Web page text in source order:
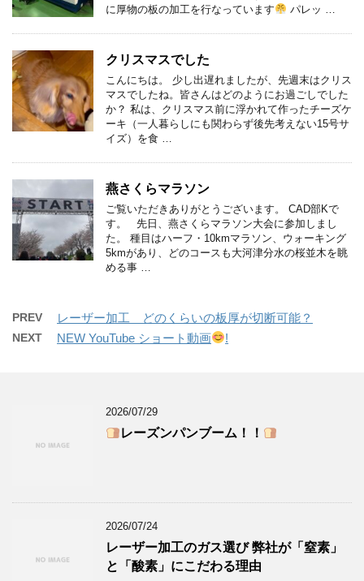
に厚物の板の加工を行なっています
パレッ …
クリスマスでした
こんにちは。 少し出遅れましたが、先週末はクリス
マスでしたね。皆さんはどのようにお過ごしでした
か？ 私は、クリスマス前に浮かれて作ったチーズケ
ーキ（一人暮らしにも関わらず後先考えない15号サ
イズ）を食 …
燕さくらマラソン
ご覧いただきありがとうございます。 CAD部Kで
す。 先日、燕さくらマラソン大会に参加しまし
た。 種目はハーフ・10kmマラソン、ウォーキング
5kmがあり、どのコースも大河津分水の桜並木を眺
める事 …
PREV レーザー加工 どのくらいの板厚が切断可能？
NEXT NEW YouTube ショート動画 !
2026/07/29
レーズンパンブーム！！
2026/07/24
レーザー加工のガス選び 弊社が「窒素」
と「酸素」にこだわる理由